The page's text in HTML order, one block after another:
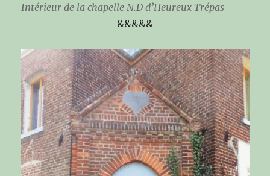
Intérieur de la chapelle N.D d’Heureux Trépas
&&&&&